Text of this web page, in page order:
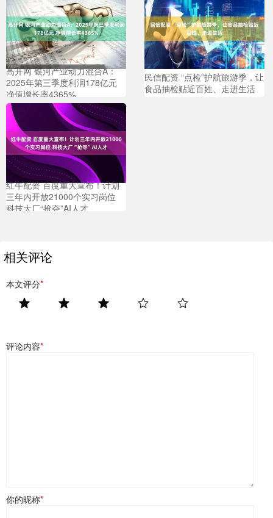
高开网 银河产业动力混合A：
2025年第三季度利润178亿元
净值增长率4365%
民信配资 “点检”护航旅游季，让
食品抽检贴近百姓、走进生活
红牛配资 百度重大宣布！计划
三年内开放21000个实习岗位
科技大厂“抢夺”AI人才
相关评论
本文评分*
评论内容*
你的昵称*